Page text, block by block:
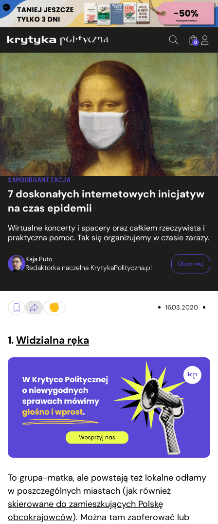
0
SAMOORGANIZACJA
7 doskonałych internetowych inicjatyw
na czas epidemii
Wirtualne koncerty i spacery oraz całkiem rzeczywista i
praktyczna pomoc. Tak się organizujemy w czasie zarazy.
Kaja Puto
Redaktorka naczelna KrytykaPolityczna.pl Obserwuj
16.03.2020
1.Widzialna ręka
To grupa-matka, ale powstają też lokalne odłamy
w poszczególnych miastach (jak również
skierowane do zamieszkujących Polskę
obcokrajowców). Można tam zaoferować lub